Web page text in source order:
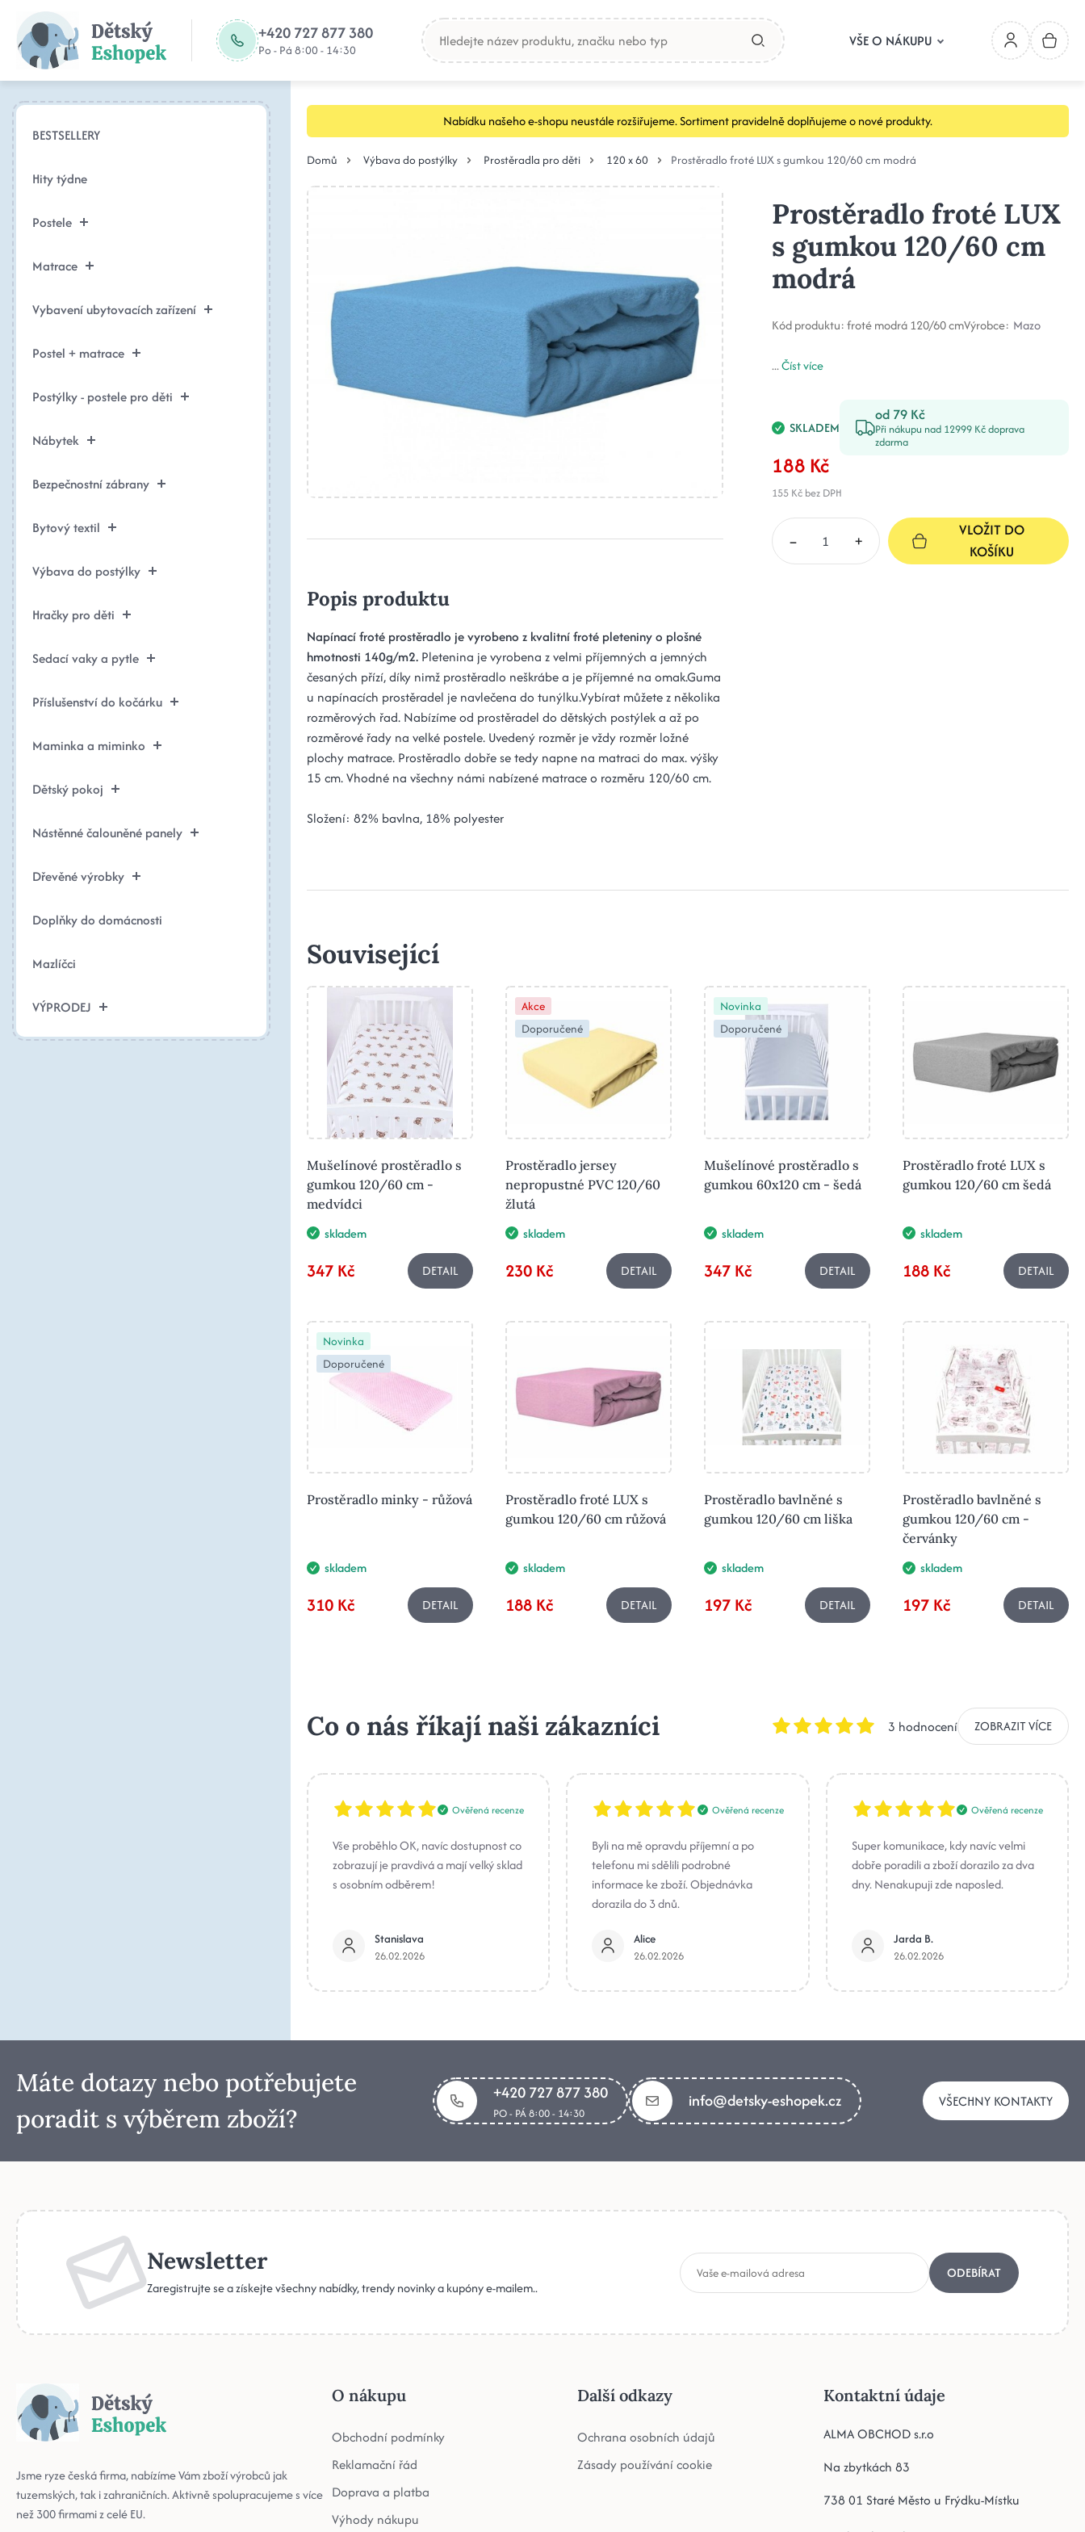
+420 727 877 380
Po - Pá 8:00 - 14:30
VŠE O NÁKUPU
BESTSELLERY
Hity týdne
Postele
Matrace
Vybavení ubytovacích zařízení
Postel + matrace
Postýlky - postele pro děti
Nábytek
Bezpečnostní zábrany
Bytový textil
Výbava do postýlky
Hračky pro děti
Sedací vaky a pytle
Příslušenství do kočárku
Maminka a miminko
Dětský pokoj
Nástěnné čalouněné panely
Dřevěné výrobky
Doplňky do domácnosti
Mazlíčci
VÝPRODEJ
Nabídku našeho e-shopu neustále rozšiřujeme. Sortiment pravidelně doplňujeme o nové produkty.
Domů Výbava do postýlky Prostěradla pro děti 120 x 60 Prostěradlo froté LUX s gumkou 120/60 cm modrá
Popis produktu
Napínací froté prostěradlo je vyrobeno z kvalitní froté pleteniny o plošné
hmotnosti 140g/m2. Pletenina je vyrobena z velmi příjemných a jemných
česaných přízí, díky nimž prostěradlo neškrábe a je příjemné na omak.Guma
u napínacích prostěradel je navlečena do tunýlku.Vybírat můžete z několika
rozměrových řad. Nabízíme od prostěradel do dětských postýlek a až po
rozměrové řady na velké postele. Uvedený rozměr je vždy rozměr ložné
plochy matrace. Prostěradlo dobře se tedy napne na matraci do max. výšky
15 cm. Vhodné na všechny námi nabízené matrace o rozměru 120/60 cm.
Složení: 82% bavlna, 18% polyester
Prostěradlo froté LUX
s gumkou 120/60 cm
modrá
Kód produktu:froté modrá 120/60 cmVýrobce: Mazo
...Číst více
SKLADEM
od 79 Kč
Při nákupu nad 12999 Kč doprava
zdarma
188 Kč
155 Kčbez DPH
– +
VLOŽIT DO
KOŠÍKU
Související
Mušelínové prostěradlo s
gumkou 120/60 cm -
medvídci
skladem
347 Kč DETAIL
Akce
Doporučené
Prostěradlo jersey
nepropustné PVC 120/60
žlutá
skladem
230 Kč DETAIL
Novinka
Doporučené
Mušelínové prostěradlo s
gumkou 60x120 cm - šedá
skladem
347 Kč DETAIL
Prostěradlo froté LUX s
gumkou 120/60 cm šedá
skladem
188 Kč DETAIL
Novinka
Doporučené
Prostěradlo minky - růžová
skladem
310 Kč DETAIL
Prostěradlo froté LUX s
gumkou 120/60 cm růžová
skladem
188 Kč DETAIL
Prostěradlo bavlněné s
gumkou 120/60 cm liška
skladem
197 Kč DETAIL
Prostěradlo bavlněné s
gumkou 120/60 cm -
červánky
skladem
197 Kč DETAIL
Co o nás říkají naši zákazníci 3 hodnocení ZOBRAZIT VÍCE
Ověřená recenze
Vše proběhlo OK, navíc dostupnost co
zobrazují je pravdivá a mají velký sklad
s osobním odběrem!
Stanislava
26.02.2026
Ověřená recenze
Byli na mě opravdu příjemní a po
telefonu mi sdělili podrobné
informace ke zboží. Objednávka
dorazila do 3 dnů.
Alice
26.02.2026
Ověřená recenze
Super komunikace, kdy navíc velmi
dobře poradili a zboží dorazilo za dva
dny. Nenakupuji zde naposled.
Jarda B.
26.02.2026
Máte dotazy nebo potřebujete
poradit s výběrem zboží?
+420 727 877 380
PO - PÁ 8:00 - 14:30
info@detsky-eshopek.cz VŠECHNY KONTAKTY
Newsletter
Zaregistrujte se a získejte všechny nabídky, trendy novinky a kupóny e-mailem..
ODEBÍRAT
Jsme ryze česká firma, nabízíme Vám zboží výrobců jak
tuzemských, tak i zahraničních. Aktivně spolupracujeme s více
než 300 firmami z celé EU.
O nákupu
Obchodní podmínky
Reklamační řád
Doprava a platba
Výhody nákupu
Další odkazy
Ochrana osobních údajů
Zásady používání cookie
Kontaktní údaje
ALMA OBCHOD s.r.o
Na zbytkách 83
738 01 Staré Město u Frýdku-Místku